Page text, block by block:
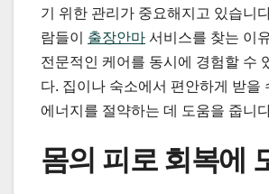
기 위한 관리가 중요해지고 있습니
람들이 출장안마 서비스를 찾는 이
전문적인 케어를 동시에 경험할 수
다. 집이나 숙소에서 편안하게 받을
에너지를 절약하는 데 도움을 줍니
몸의 피로 회복에